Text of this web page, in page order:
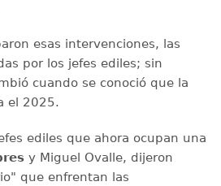
esas intervenciones, las
por los jefes ediles; sin
cuando se conoció que la
el 2025.
ediles que ahora ocupan una
y Miguel Ovalle, dijeron
que enfrentan las